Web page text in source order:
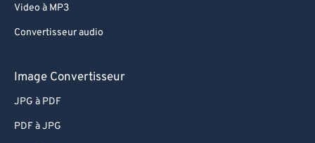
Video à MP3
Convertisseur audio
Image Convertisseur
JPG à PDF
PDF à JPG